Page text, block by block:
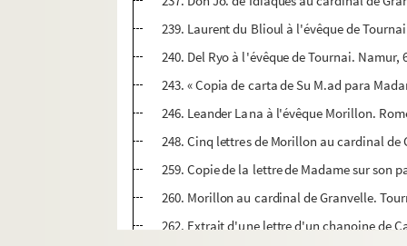
239. Laurent du Blioul à l'évêque de
240. Del Ryo à l'évêque de Tournai. Namur,
243. « Copia de carta de Su M.ad para
246. Leander Lana à l'évêque Morillon.
248. Cinq lettres de Morillon au cardinal
259. Copie de la lettre de Madame sur son
260. Morillon au cardinal de Granvelle.
262. Extrait d'une lettre d'un chanoine de